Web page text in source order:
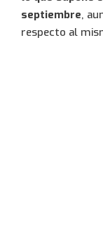
septiembre,
respecto al